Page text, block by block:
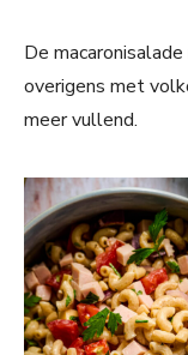
De
overigens met
meer vullend.